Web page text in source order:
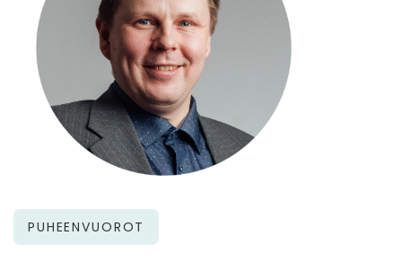
PUHEENVUOROT